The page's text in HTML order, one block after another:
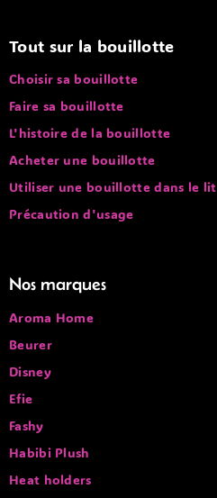
Tout sur la bouillotte
Choisir sa bouillotte
Faire sa bouillotte
L'histoire de la bouillotte
Acheter une bouillotte
Utiliser une bouillotte dans le lit
Précaution d'usage
Nos marques
Aroma Home
Beurer
Disney
Efie
Fashy
Habibi Plush
Heat holders